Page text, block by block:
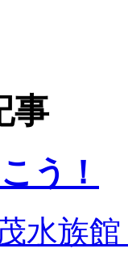
事
う！
水族